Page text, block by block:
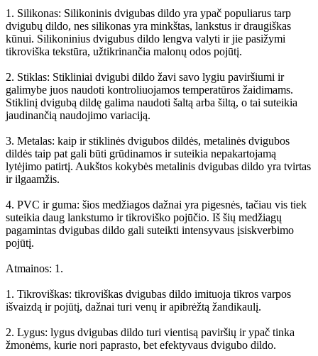
1. Silikonas: Silikoninis dvigubas dildo yra ypač populiarus tarp
dvigubų dildo, nes silikonas yra minkštas, lankstus ir draugiškas
kūnui. Silikoninius dvigubus dildo lengva valyti ir jie pasižymi
tikroviška tekstūra, užtikrinančia malonų odos pojūtį.
2. Stiklas: Stikliniai dvigubi dildo žavi savo lygiu paviršiumi ir
galimybe juos naudoti kontroliuojamos temperatūros žaidimams.
Stiklinį dvigubą dildę galima naudoti šaltą arba šiltą, o tai suteikia
jaudinančią naudojimo variaciją.
3. Metalas: kaip ir stiklinės dvigubos dildės, metalinės dvigubos
dildės taip pat gali būti grūdinamos ir suteikia nepakartojamą
lytėjimo patirtį. Aukštos kokybės metalinis dvigubas dildo yra tvirtas
ir ilgaamžis.
4. PVC ir guma: šios medžiagos dažnai yra pigesnės, tačiau vis tiek
suteikia daug lankstumo ir tikroviško pojūčio. Iš šių medžiagų
pagamintas dvigubas dildo gali suteikti intensyvaus įsiskverbimo
pojūtį.
Atmainos: 1.
1. Tikroviškas: tikroviškas dvigubas dildo imituoja tikros varpos
išvaizdą ir pojūtį, dažnai turi venų ir apibrėžtą žandikaulį.
2. Lygus: lygus dvigubas dildo turi vientisą paviršių ir ypač tinka
žmonėms, kurie nori paprasto, bet efektyvaus dvigubo dildo.